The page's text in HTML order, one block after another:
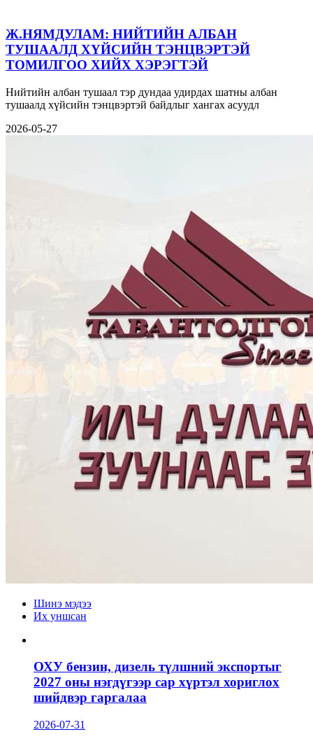
Ж.НЯМДУЛАМ: НИЙТИЙН АЛБАН
ТУШААЛД ХҮЙСИЙН ТЭНЦВЭРТЭЙ
ТОМИЛГОО ХИЙХ ХЭРЭГТЭЙ
Нийтийн албан тушаал тэр дундаа удирдах шатны албан
тушаалд хүйсийн тэнцвэртэй байдлыг хангах асуудл
2026-05-27
Шинэ мэдээ
Их уншсан
ОХУ бензин, дизель түлшний экспортыг
2027 оны нэгдүгээр сар хүртэл хориглох
шийдвэр гаргалаа
2026-07-31